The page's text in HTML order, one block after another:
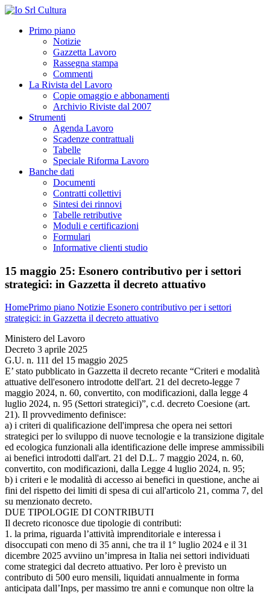
Primo piano
Notizie
Gazzetta Lavoro
Rassegna stampa
Commenti
La Rivista del Lavoro
Copie omaggio e abbonamenti
Archivio Riviste dal 2007
Strumenti
Agenda Lavoro
Scadenze contrattuali
Tabelle
Speciale Riforma Lavoro
Banche dati
Documenti
Contratti collettivi
Sintesi dei rinnovi
Tabelle retributive
Moduli e certificazioni
Formulari
Informative clienti studio
15 maggio 25: Esonero contributivo per i settori
strategici: in Gazzetta il decreto attuativo
HomePrimo piano Notizie Esonero contributivo per i settori
strategici: in Gazzetta il decreto attuativo
Ministero del Lavoro
Decreto 3 aprile 2025
G.U. n. 111 del 15 maggio 2025
E’ stato pubblicato in Gazzetta il decreto recante “Criteri e modalità
attuative dell'esonero introdotte dell'art. 21 del decreto-legge 7
maggio 2024, n. 60, convertito, con modificazioni, dalla legge 4
luglio 2024, n. 95 (Settori strategici)”, c.d. decreto Coesione (art.
21). Il provvedimento definisce:
a) i criteri di qualificazione dell'impresa che opera nei settori
strategici per lo sviluppo di nuove tecnologie e la transizione digitale
ed ecologica funzionali alla identificazione delle imprese ammissibili
ai benefici introdotti dall'art. 21 del D.L. 7 maggio 2024, n. 60,
convertito, con modificazioni, dalla Legge 4 luglio 2024, n. 95;
b) i criteri e le modalità di accesso ai benefici in questione, anche ai
fini del rispetto dei limiti di spesa di cui all'articolo 21, comma 7, del
su menzionato decreto.
DUE TIPOLOGIE DI CONTRIBUTI
Il decreto riconosce due tipologie di contributi:
1. la prima, riguarda l’attività imprenditoriale e interessa i
disoccupati con meno di 35 anni, che tra il 1° luglio 2024 e il 31
dicembre 2025 avviino un’impresa in Italia nei settori individuati
come strategici dal decreto attuativo. Per loro è previsto un
contributo di 500 euro mensili, liquidati annualmente in forma
anticipata dall’Inps, per massimo tre anni e comunque non oltre la